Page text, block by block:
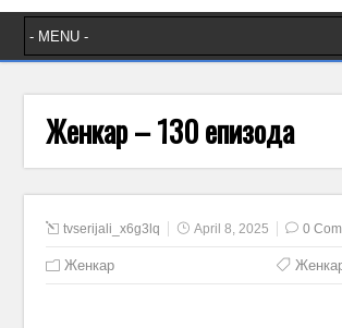
Женкар – 130 епизода
tvserijali_x6g3lq April 8, 2025 0
Женкар